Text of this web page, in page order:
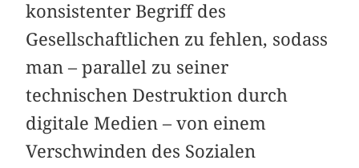
konsistenter Begriff des
Gesellschaftlichen zu fehlen, sodass
man – parallel zu seiner
technischen Destruktion durch
digitale Medien – von einem
Verschwinden des Sozialen